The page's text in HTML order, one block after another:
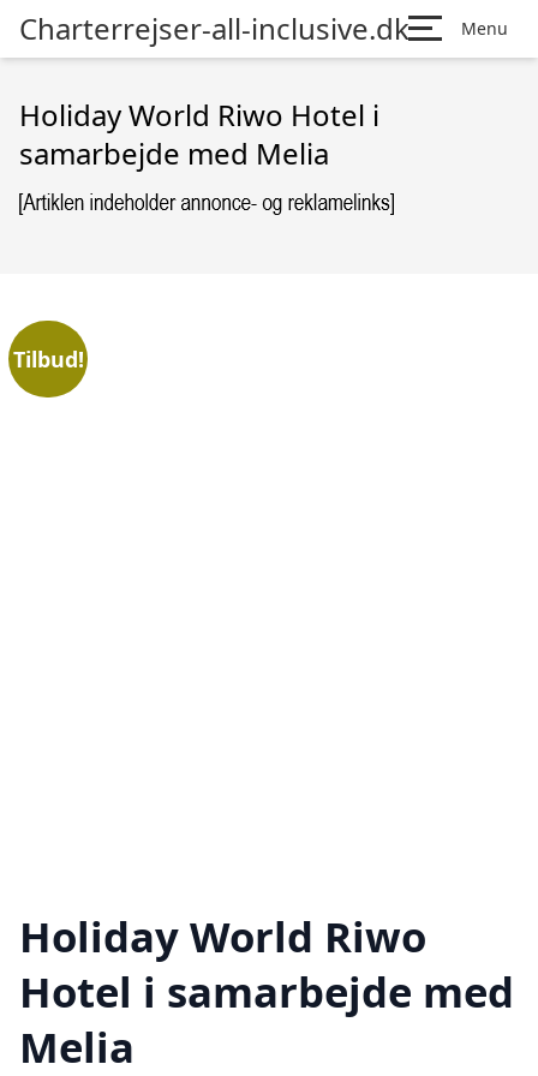
Charterrejser-all-inclusive.dk Menu
Holiday World Riwo Hotel i
samarbejde med Melia
Tilbud!
Holiday World Riwo
Hotel i samarbejde med
Melia